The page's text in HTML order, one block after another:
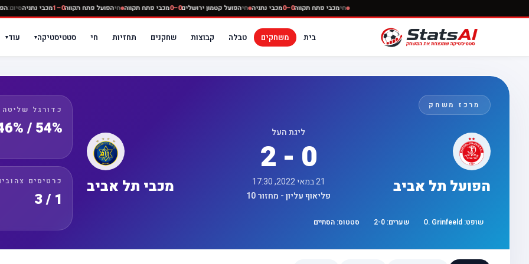
חימכבי פתח תקווה0–0 מכבי נתניה חיהפועל קטמון ירושלים0–0 מכבי פתח תקווה חיהפועל פתח תקווה0–1 מכבי
בית משחקים טבלה קבוצות שחקנים תחזיות חי סטטיסטיקה▾ עוד▾
מרכז משחק
הפועל תל אביב
ליגת העל
2 - 0
21 במאי 2022, 17:30
פליאוף עליון - מחזור 10
מכבי תל אביב
שופט: O. Grinfeeld שערים: 2-0 סטטוס: הסתיים
כדורגל שליטה
54% / 46%
כרטיסים
1 / 3